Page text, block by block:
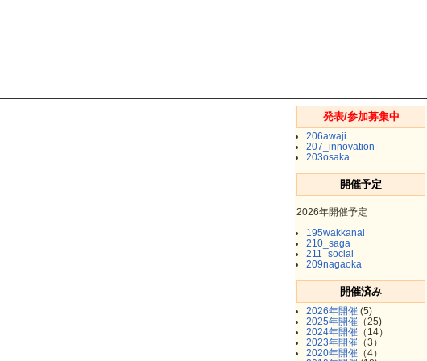
発表/参加募集中
206awaji
207_innovation
203osaka
開催予定
2026年開催予定
195wakkanai
210_saga
211_social
209nagaoka
開催済み
2026年開催 (5)
2025年開催 （25)
2024年開催 （14）
2023年開催 （3）
2020年開催 （4）